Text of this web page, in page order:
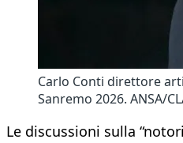
Carlo Conti direttore
Sanremo 2026. ANSA/
Le discussioni sulla